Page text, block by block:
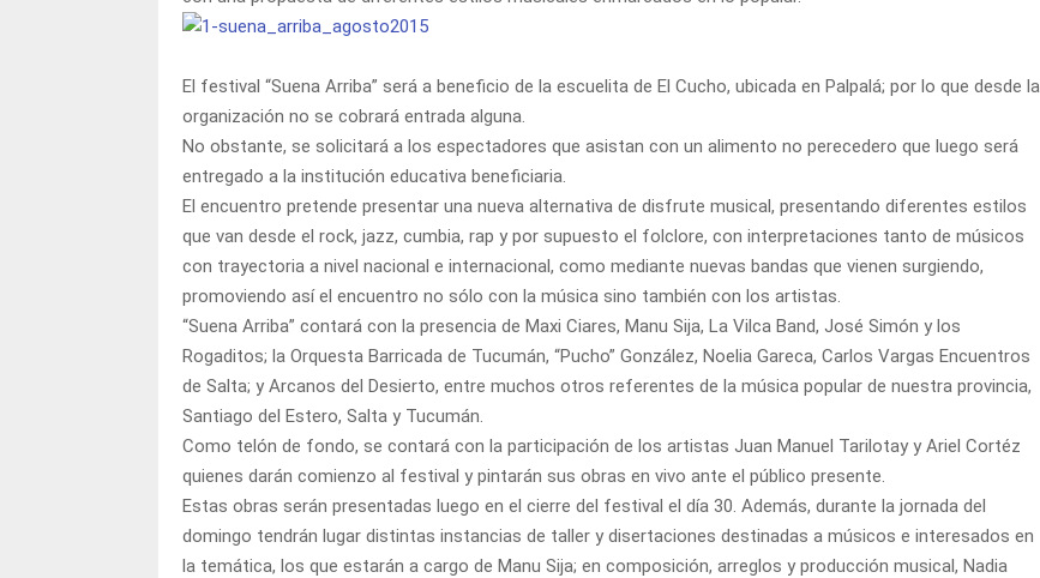
El festival “Suena Arriba” será a beneficio de la escuelita de El Cucho, ubicada en Palpalá; por lo que desde la
organización no se cobrará entrada alguna.
No obstante, se solicitará a los espectadores que asistan con un alimento no perecedero que luego será
entregado a la institución educativa beneficiaria.
El encuentro pretende presentar una nueva alternativa de disfrute musical, presentando diferentes estilos
que van desde el rock, jazz, cumbia, rap y por supuesto el folclore, con interpretaciones tanto de músicos
con trayectoria a nivel nacional e internacional, como mediante nuevas bandas que vienen surgiendo,
promoviendo así el encuentro no sólo con la música sino también con los artistas.
“Suena Arriba” contará con la presencia de Maxi Ciares, Manu Sija, La Vilca Band, José Simón y los
Rogaditos; la Orquesta Barricada de Tucumán, “Pucho” González, Noelia Gareca, Carlos Vargas Encuentros
de Salta; y Arcanos del Desierto, entre muchos otros referentes de la música popular de nuestra provincia,
Santiago del Estero, Salta y Tucumán.
Como telón de fondo, se contará con la participación de los artistas Juan Manuel Tarilotay y Ariel Cortéz
quienes darán comienzo al festival y pintarán sus obras en vivo ante el público presente.
Estas obras serán presentadas luego en el cierre del festival el día 30. Además, durante la jornada del
domingo tendrán lugar distintas instancias de taller y disertaciones destinadas a músicos e interesados en
la temática, los que estarán a cargo de Manu Sija; en composición, arreglos y producción musical, Nadia